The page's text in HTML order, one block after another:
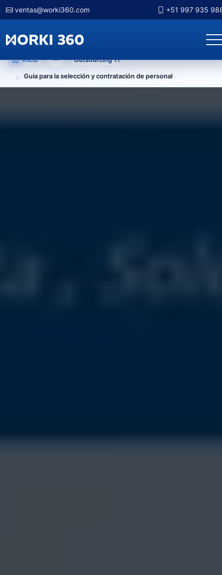
ventas@worki360.com +51 997 935
Inicio Mostrar niveles anteriores
Outsourcing TI
Guía para la selección y contratación de personal